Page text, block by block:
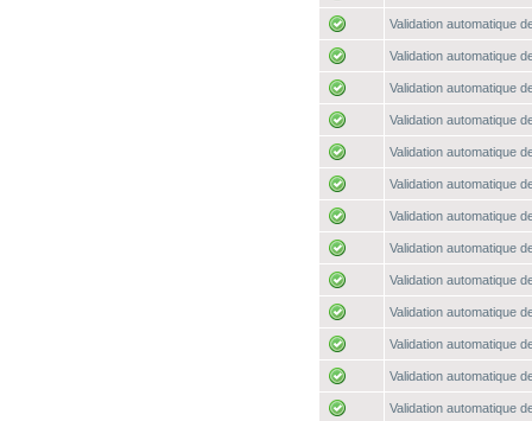
Validation automatique
Validation automatique
Validation automatique
Validation automatique
Validation automatique
Validation automatique
Validation automatique
Validation automatique
Validation automatique
Validation automatique
Validation automatique
Validation automatique
Validation automatique